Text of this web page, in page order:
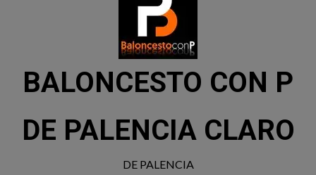
BALONCESTO CON P
DE PALENCIA CLARO
DE PALENCIA